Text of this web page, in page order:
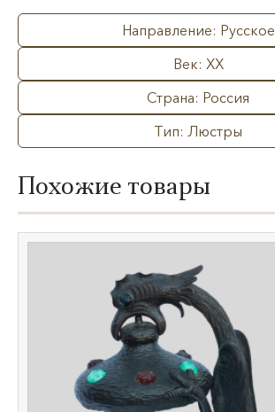
Направление: Русское
Век: XX
Страна: Россия
Тип: Люстры
Похожие товары